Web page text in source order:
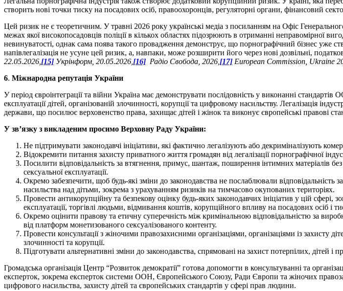
створить нові точки тиску на посадових осіб, правоохоронців, регуляторні органи, фінансовий
Цей ризик не є теоретичним. У травні 2026 року українські медіа з посиланням на Офіс
межах якої високопосадовців поліції в кількох областях підозрюють в отриманні неправомірної
невинуватості, однак сама поява такого провадження демонструє, що порнографічний бізнес уже
напівлегалізація не усуне цей ризик, а, навпаки, може розширити його через нові дозвільні,
22.05.2026, [15] Укрінформ, 20.05.2026, [16] Радіо Свобода, 2026, [17] European Commission Ukraine
6. Міжнародна репутація України
У період євроінтеграції та війни Україна має демонструвати послідовність у виконанні
експлуатації дітей, організованій злочинності, корупції та цифровому насильству. Легалізація
держави, що посилює верховенство права, захищає дітей і жінок та виконує європейські правові
У зв’язку з викладеним просимо Верховну Раду України:
Не підтримувати законодавчі ініціативи, які фактично легалізують або декриміналізують
Відокремити питання захисту приватного життя громадян від легалізації порнографічної
Посилити відповідальність за втягнення, примус, шантаж, поширення інтимних матеріалів
сексуальної експлуатації.
Окремо забезпечити, щоб будь-які зміни до законодавства не послаблювали
насильства над дітьми, зокрема з урахуванням ризиків на тимчасово окупованих територіях.
Провести антикорупційну та безпекову оцінку будь-яких законодавчих ініціатив у цій
експлуатації, торгівлі людьми, відмивання коштів, корупційного впливу на посадових осіб і
Окремо оцінити правову та етичну суперечність між кримінальною відповідальністю за
від платформ монетизованого сексуалізованого контенту.
Провести консультації з жіночими правозахисними організаціями, організаціями із захисту
злочинності та корупції.
Підготувати альтернативні зміни до законодавства, спрямовані на захист потерпілих, дітей і
Громадська організація Центр “Розвиток демократії” готова допомогти в консультуванні та
експерток, зокрема експерток системи ООН, Європейського Союзу, Ради Європи та жіночих
цифрового насильства, захисту дітей та європейських стандартів у сфері прав людини.